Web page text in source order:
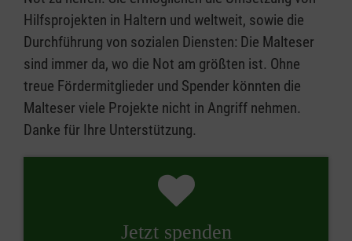
Hilfsprojekten in Haltern und weltweit, sowie die
Durchführung von sozialen Diensten: Die Malteser
sind immer da, wo die Not am größten ist. Ohne
treue Fördermitglieder und Spender könnten die
Malteser viele Projekte nicht in Angriff nehmen.
Danke für Ihre Unterstützung.
Jetzt spenden